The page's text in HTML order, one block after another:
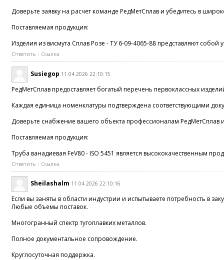
Доверьте заявку на расчет команде РедМетСплав и убедитесь в
Поставляемая продукция:
Изделия из висмута Сплав Розе - ТУ 6-09-4065-88 представляют
Ответить Ссылка
Susiegop 11.04.2026 22:10:15
РедМетСплав предоставляет богатый перечень первоклассных
Каждая единица номенклатуры подтверждена соответствующими
Доверьте снабжение вашего объекта профессионалам РедМетСплав
Поставляемая продукция:
Труба ванадиевая FeV80 - ISO 5451 является высококачественным
Ответить Ссылка
Sheilashalm 11.04.2026 22:10:16
Если вы заняты в области индустрии и испытываете потребность в
Любые объемы поставок.
Многогранный спектр тугоплавких металлов.
Полное документальное сопровождение.
Круглосуточная поддержка.